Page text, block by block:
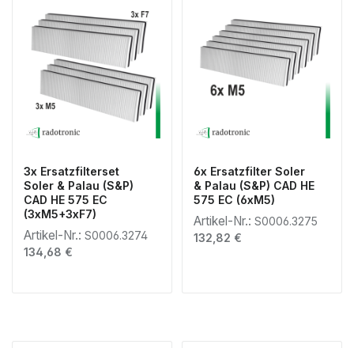
3x Ersatzfilterset
Soler & Palau (S&P)
CAD HE 575 EC
(3xM5+3xF7)
Artikel-Nr.: S0006.3274
Regulärer Preis:
134,68 €
6x Ersatzfilter Soler
& Palau (S&P) CAD HE
575 EC (6xM5)
Artikel-Nr.: S0006.3275
Regulärer Preis:
132,82 €